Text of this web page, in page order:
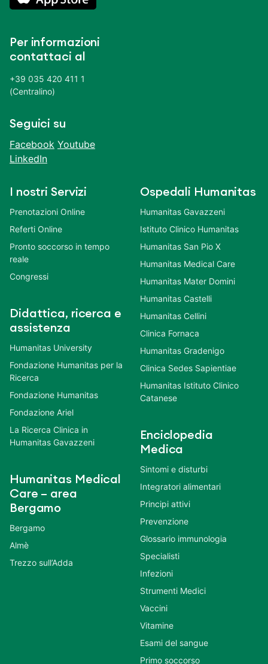
Per informazioni
contattaci al
+39 035 420 411 1
(Centralino)
Seguici su
Facebook Youtube
LinkedIn
I nostri Servizi
Prenotazioni Online
Referti Online
Pronto soccorso in tempo
reale
Congressi
Didattica, ricerca e
assistenza
Humanitas University
Fondazione Humanitas per la
Ricerca
Fondazione Humanitas
Fondazione Ariel
La Ricerca Clinica in
Humanitas Gavazzeni
Humanitas Medical
Care – area
Bergamo
Bergamo
Almè
Trezzo sull’Adda
Ospedali Humanitas
Humanitas Gavazzeni
Istituto Clinico Humanitas
Humanitas San Pio X
Humanitas Medical Care
Humanitas Mater Domini
Humanitas Castelli
Humanitas Cellini
Clinica Fornaca
Humanitas Gradenigo
Clinica Sedes Sapientiae
Humanitas Istituto Clinico
Catanese
Enciclopedia
Medica
Sintomi e disturbi
Integratori alimentari
Principi attivi
Prevenzione
Glossario immunologia
Specialisti
Infezioni
Strumenti Medici
Vaccini
Vitamine
Esami del sangue
Primo soccorso